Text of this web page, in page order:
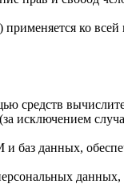
ко
средств
данных,